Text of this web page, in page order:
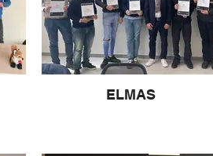
ELMAS